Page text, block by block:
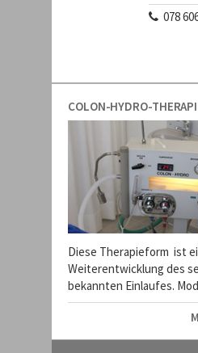
078
COLON-HYDRO-
Diese Therapieform ist
Weiterentwicklung des
bekannten Einlaufes.